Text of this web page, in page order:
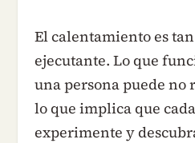
El calentamiento es
ejecutante. Lo que
una persona puede no
lo que implica que
experimente y